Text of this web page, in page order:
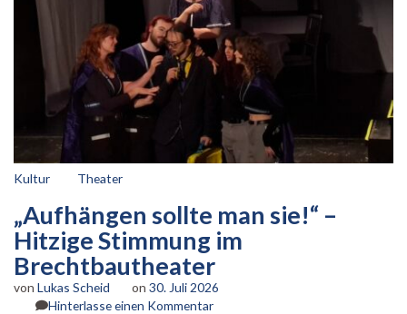
Kultur Theater
„Aufhängen sollte man sie!“ –
Hitzige Stimmung im
Brechtbautheater
von Lukas Scheid on 30. Juli 2026
Hinterlasse einen Kommentarzu